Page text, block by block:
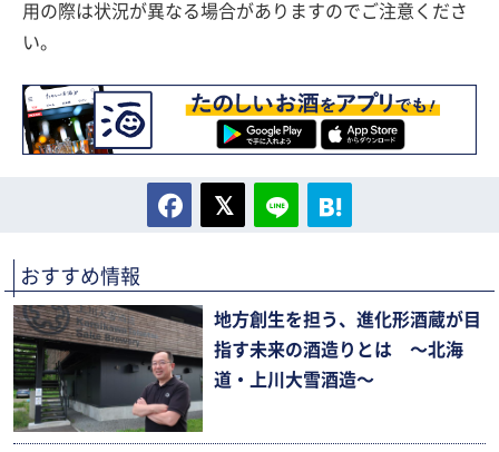
用の際は状況が異なる場合がありますのでご注意くださ
い。
おすすめ情報
地方創生を担う、進化形酒蔵が目
指す未来の酒造りとは 〜北海
道・上川大雪酒造〜